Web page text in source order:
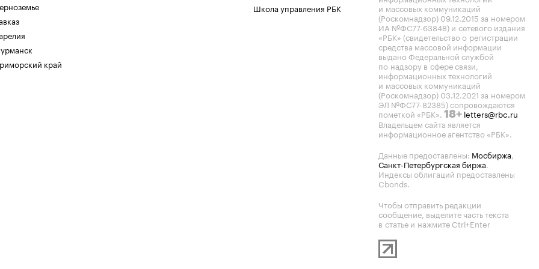
край
Школа управления РБК
и массовых коммуникаций
(Роскомнадзор) 09.12.2015 за номером
ИА №ФС77-63848) и сетевого издания
«РБК» (свидетельство о регистрации
средства массовой информации
выдано Федеральной службой
по надзору в сфере связи,
информационных технологий
и массовых коммуникаций
(Роскомнадзор) 03.12.2021 за номером
ЭЛ №ФС77-82385) сопровождаются
пометкой «РБК». 18+ letters@rbc.ru
Владельцем сайта является
информационное агентство «РБК».
Данные предоставлены: Мосбиржа,
Санкт-Петербургская биржа.
Индексы облигаций предоставлены
Cbonds.
Чтобы отправить редакции
сообщение, выделите часть текста
в статье и нажмите Ctrl+Enter